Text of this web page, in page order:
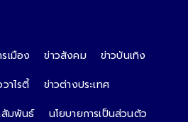
เมือง ข่าวสังคม
ข่าวบันเทิง
วาไรตี้
ข่าวต่างประเทศ
สัมพันธ์ นโยบายการเป็นส่วนตัว